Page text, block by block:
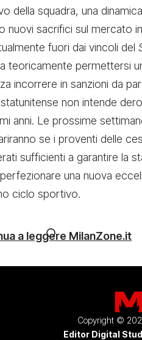
della squadra, una
nuovi sacrifici sul mercato
fuori dai vincoli del
teoricamente permettersi
incorrere in sanzioni da
non intende
anni. Le prossime
se i proventi delle
sufficienti a garantire la
una nuova
ciclo sportivo.
a leggere MilanZone.it
Copyright ©
Editor Digital